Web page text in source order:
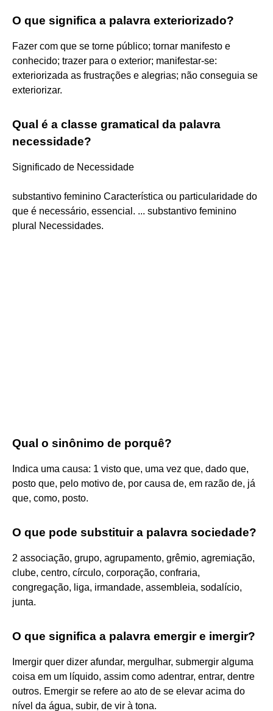
O que significa a palavra exteriorizado?
Fazer com que se torne público; tornar manifesto e
conhecido; trazer para o exterior; manifestar-se:
exteriorizada as frustrações e alegrias; não conseguia se
exteriorizar.
Qual é a classe gramatical da palavra
necessidade?
Significado de Necessidade
substantivo feminino Característica ou particularidade do
que é necessário, essencial. ... substantivo feminino
plural Necessidades.
Qual o sinônimo de porquê?
Indica uma causa: 1 visto que, uma vez que, dado que,
posto que, pelo motivo de, por causa de, em razão de, já
que, como, posto.
O que pode substituir a palavra sociedade?
2 associação, grupo, agrupamento, grêmio, agremiação,
clube, centro, círculo, corporação, confraria,
congregação, liga, irmandade, assembleia, sodalício,
junta.
O que significa a palavra emergir e imergir?
Imergir quer dizer afundar, mergulhar, submergir alguma
coisa em um líquido, assim como adentrar, entrar, dentre
outros. Emergir se refere ao ato de se elevar acima do
nível da água, subir, de vir à tona.